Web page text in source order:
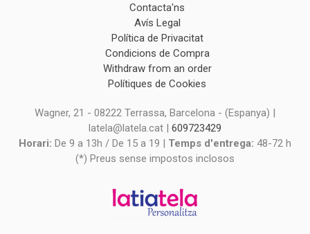
Contacta'ns
Avís Legal
Política de Privacitat
Condicions de Compra
Withdraw from an order
Polítiques de Cookies
Wagner, 21 - 08222 Terrassa, Barcelona - (Espanya) |
latela@latela.cat | 609723429
Horari: De 9 a 13h / De 15 a 19 | Temps d'entrega: 48-72 h
(*) Preus sense impostos inclosos